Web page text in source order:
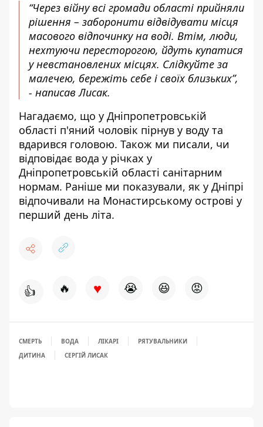
“Через війну всі громади області прийняли
рішення – заборонити відвідувати місця
масового відпочинку на воді. Втім, люди,
нехтуючи пересторогою, йдуть купатися
у невстановлених місцях. Слідкуйте за
малечею, бережіть себе і своїх близьких”,
- написав Лисак.
Нагадаємо, що у Дніпропетровській
області п'яний чоловік пірнув у воду та
вдарився головою. Також ми писали, чи
відповідає вода у річках у
Дніпропетровській області санітарним
нормам. Раніше ми показували, як у Дніпрі
відпочивали на Монастирському острові у
перший день літа.
👍 🔥 ♥ 😭 😆 😡
СМЕРТЬ ВОДА ЛІКАРІ
РЯТУВАЛЬНИКИ
ДИТИНА
СЕРГІЙ ЛИСАК